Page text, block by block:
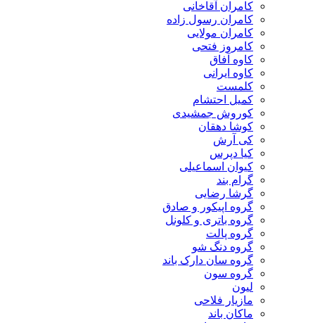
کامران آقاخانی
کامران رسول زاده
کامران مولایی
کامروز فتحی
کاوه آفاق
کاوه ایرانی
کلمست
کمیل احتشام
کوروش جمشیدی
کوشا دهقان
کی آرش
کیا دپرس
کیوان اسماعیلی
گرام بند
گرشا رضایی
گروه اپیکور و صادق
گروه باتری و کلونل
گروه پالت
گروه دنگ شو
گروه سان دارک باند
گروه سون
لیون
مازیار فلاحی
ماکان باند